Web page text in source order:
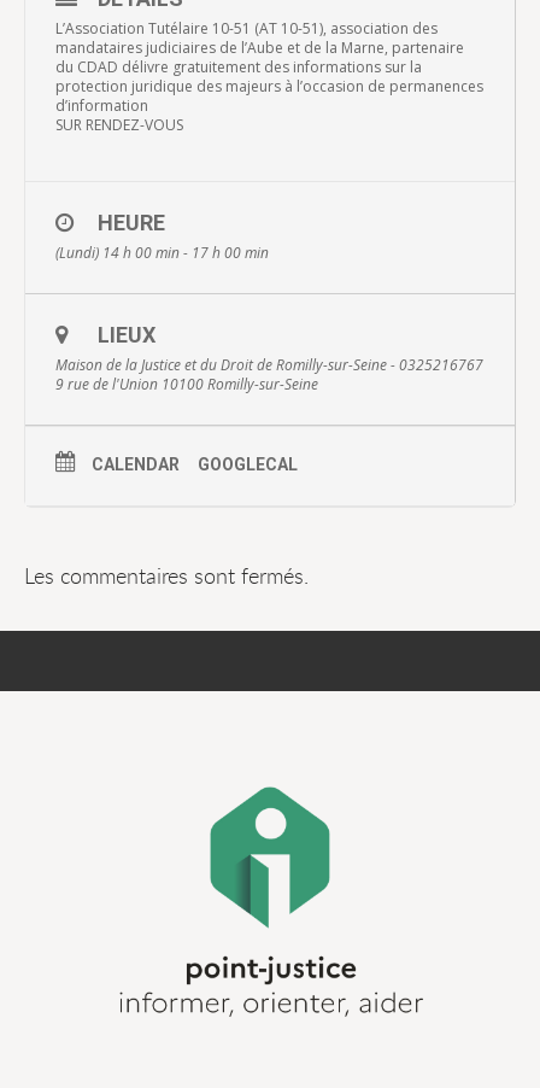
L’Association Tutélaire 10-51 (AT 10-51), association des
mandataires judiciaires de l’Aube et de la Marne, partenaire
du CDAD délivre gratuitement des informations sur la
protection juridique des majeurs à l’occasion de permanences
d’information
SUR RENDEZ-VOUS
HEURE
(Lundi) 14 h 00 min - 17 h 00 min
LIEUX
Maison de la Justice et du Droit de Romilly-sur-Seine - 0325216767
9 rue de l'Union 10100 Romilly-sur-Seine
CALENDAR GOOGLECAL
Les commentaires sont fermés.